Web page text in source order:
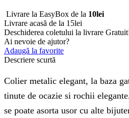
Livrare la EasyBox de la 10lei
Livrare acasă de la 15lei
Deschiderea coletului la livrare
Ai nevoie de ajutor?
Adaugă la favorite
Descriere scurtă
Colier metalic elegant, la baza
tinute de ocazie si rochii
se poate asorta usor cu alte